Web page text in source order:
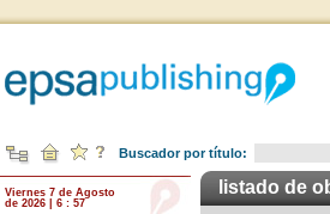
Buscador por título:
Viernes 7 de Agosto
de 2026 | 6 : 57
listado de